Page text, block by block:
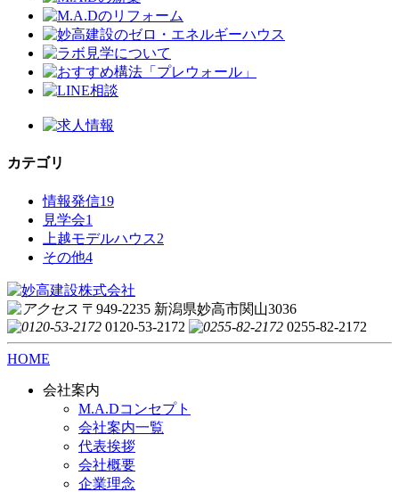
カテゴリ
情報発信19
見学会1
上越モデルハウス2
その他4
〒949-2235 新潟県妙高市関山3036
0120-53-2172
0255-82-2172
HOME
会社案内
M.A.Dコンセプト
会社案内一覧
代表挨拶
会社概要
企業理念